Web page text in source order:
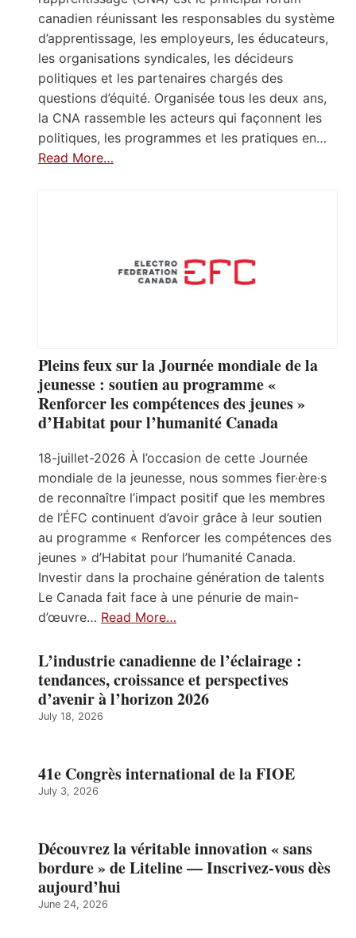
canadien réunissant les responsables du système
d’apprentissage, les employeurs, les éducateurs,
les organisations syndicales, les décideurs
politiques et les partenaires chargés des
questions d’équité. Organisée tous les deux ans,
la CNA rassemble les acteurs qui façonnent les
politiques, les programmes et les pratiques en…
Read More…
Pleins feux sur la Journée mondiale de la
jeunesse : soutien au programme «
Renforcer les compétences des jeunes »
d’Habitat pour l’humanité Canada
18-juillet-2026 À l’occasion de cette Journée
mondiale de la jeunesse, nous sommes fier·ère·s
de reconnaître l’impact positif que les membres
de l’ÉFC continuent d’avoir grâce à leur soutien
au programme « Renforcer les compétences des
jeunes » d’Habitat pour l’humanité Canada.
Investir dans la prochaine génération de talents
Le Canada fait face à une pénurie de main-
d’œuvre… Read More…
L’industrie canadienne de l’éclairage :
tendances, croissance et perspectives
d’avenir à l’horizon 2026
July 18, 2026
41e Congrès international de la FIOE
July 3, 2026
Découvrez la véritable innovation « sans
bordure » de Liteline — Inscrivez-vous dès
aujourd’hui
June 24, 2026